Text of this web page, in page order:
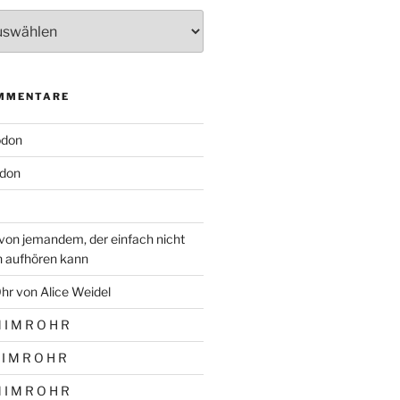
jemandem, der einfach nicht
aufhören kann
von Alice Weidel
I M R O H R
M R O H R
I M R O H R